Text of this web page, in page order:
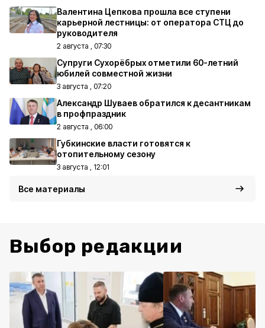
Валентина Цепкова прошла все ступени
карьерной лестницы: от оператора СТЦ до
руководителя
2 августа , 07:30
Супруги Сухорёбрых отметили 60-летний
юбилей совместной жизни
3 августа , 07:20
Александр Шуваев обратился к десантникам
в профпраздник
2 августа , 06:00
Губкинские власти готовятся к
отопительному сезону
3 августа , 12:01
Все материалы
Выбор редакции